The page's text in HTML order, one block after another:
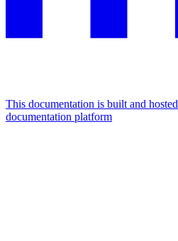
This documentation is built and
documentation platform